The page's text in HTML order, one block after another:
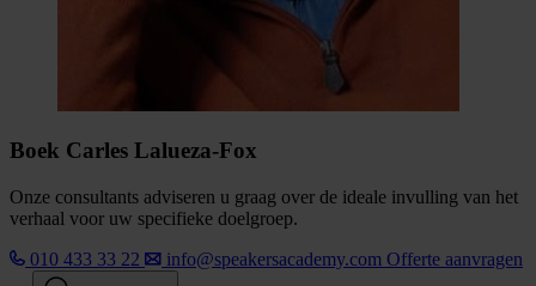
Boek Carles Lalueza-Fox
Onze consultants adviseren u graag over de ideale invulling van het
verhaal voor uw specifieke doelgroep.
010 433 33 22
info@speakersacademy.com Offerte aanvragen